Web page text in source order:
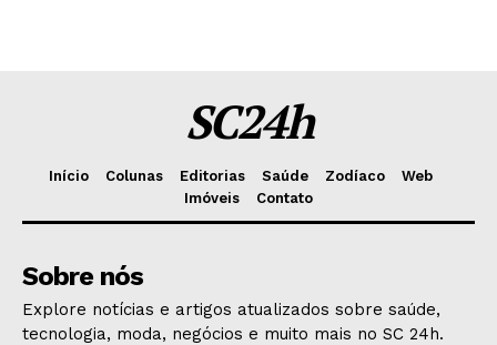
SC24h
Início Colunas Editorias Saúde Zodíaco
Web
Imóveis
Contato
Sobre nós
Explore notícias e artigos atualizados sobre saúde,
tecnologia, moda, negócios e muito mais no SC 24h.